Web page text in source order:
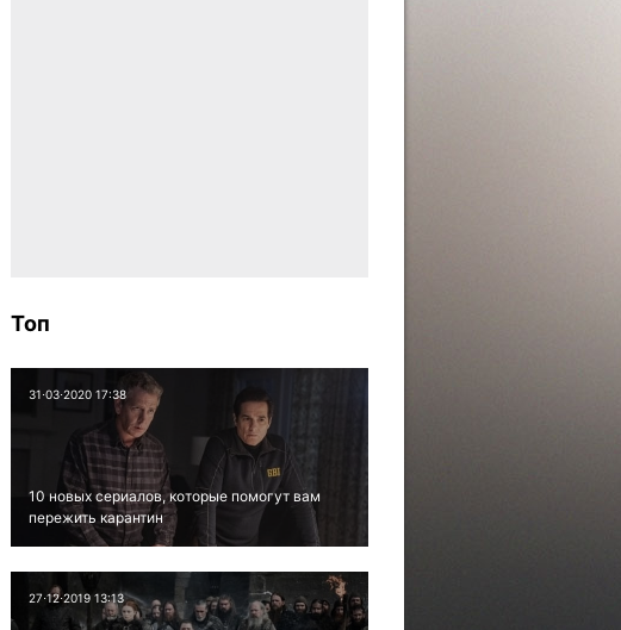
Топ
31⋅03⋅2020 17:38
10 новых сериалов, которые помогут вам
пережить карантин
27⋅12⋅2019 13:13